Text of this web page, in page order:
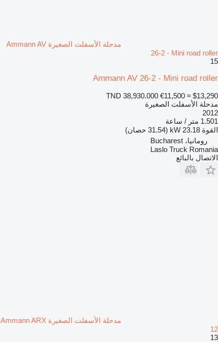
مدحلة الأسفلت الصغيرة Ammann AV
26-2 - Mini road roller
15
Ammann AV 26-2 - Mini road roller
TND 38,930.000 €11,500 ≈ $13,290
مدحلة الأسفلت الصغيرة
2012
1.501 متر / ساعة
القوة 23.18 kW (31.54 حصان)
رومانيا، Bucharest
Laslo Truck Romania
الاتصال بالبائع
مدحلة الأسفلت الصغيرة Ammann ARX
12
13